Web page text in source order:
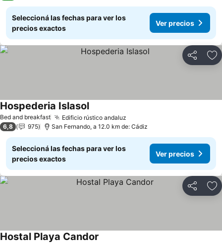
Seleccioná las fechas para ver los
precios exactos
Ver precios
Compartir
Bed and breakfast Edificio rústico andaluz
Hospederia IslasolVer precios
6,8 975 San Fernando, a 12.0 km de: Cádiz
Seleccioná las fechas para ver los
precios exactos
Ver precios
Compartir
Hostal Playa Candor